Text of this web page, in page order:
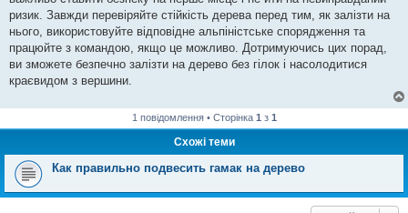
ризик. Завжди перевіряйте стійкість дерева перед тим, як залізти на
нього, використовуйте відповідне альпіністське спорядження та
працюйте з командою, якщо це можливо. Дотримуючись цих порад,
ви зможете безпечно залізти на дерево без гілок і насолодитися
краєвидом з вершини.
1 повідомлення • Сторінка 1 з 1
Схожі теми
Как правильно подвесить гамак на дерево